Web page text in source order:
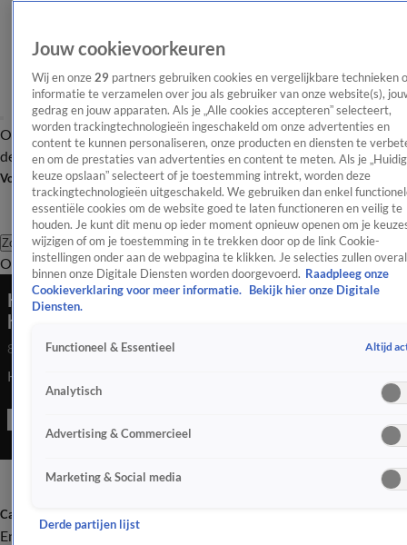
OverzichtAfleveringen Entertainment TV Algemeen
Tip
de redactieNieuwsbrief
Volg Shownieuws
Zoeken
OverzichtEntertainmentSpraakmakendRealityCrimeVideo's
Huiseigenaar van Breaking Bad-huis is er
helemaal klaar mee
8 juni 2025, 22:16
Huiseigenaar van Breaking Bad-huis is er helemaal klaar mee...
Categorieën
Entertainment
Jouw cookievoorkeuren
Wij en onze 29 partners gebruiken cookies en vergelijkbare technieken
informatie te verzamelen over jou als gebruiker van onze website(s),
gedrag en jouw apparaten. Als je „Alle cookies accepteren” selecteert,
worden trackingtechnologieën ingeschakeld om onze advertenties en
content te kunnen personaliseren, onze producten en diensten te
en om de prestaties van advertenties en content te meten. Als je
keuze opslaan” selecteert of je toestemming intrekt, worden deze
trackingtechnologieën uitgeschakeld. We gebruiken dan enkel
essentiële cookies om de website goed te laten functioneren en veilig te
houden. Je kunt dit menu op ieder moment opnieuw openen om je
wijzigen of om je toestemming in te trekken door op de link Cookie-
instellingen onder aan de webpagina te klikken. Je selecties zullen overal
binnen onze Digitale Diensten worden doorgevoerd. Raadpleeg onze
Cookieverklaring voor meer informatie.
Bekijk hier onze Digitale
Diensten.
Functioneel & Essentieel Altijd
Analytisch
Advertising & Commercieel
Marketing & Social media
Derde partijen lijst